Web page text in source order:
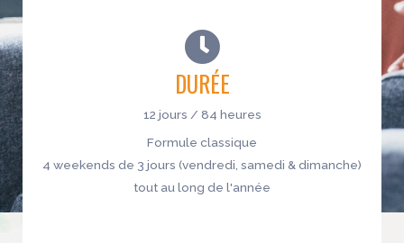
DURÉE
12 jours / 84 heures
Formule classique
4 weekends de 3 jours (vendredi, samedi & dimanche)
tout au long de l'année